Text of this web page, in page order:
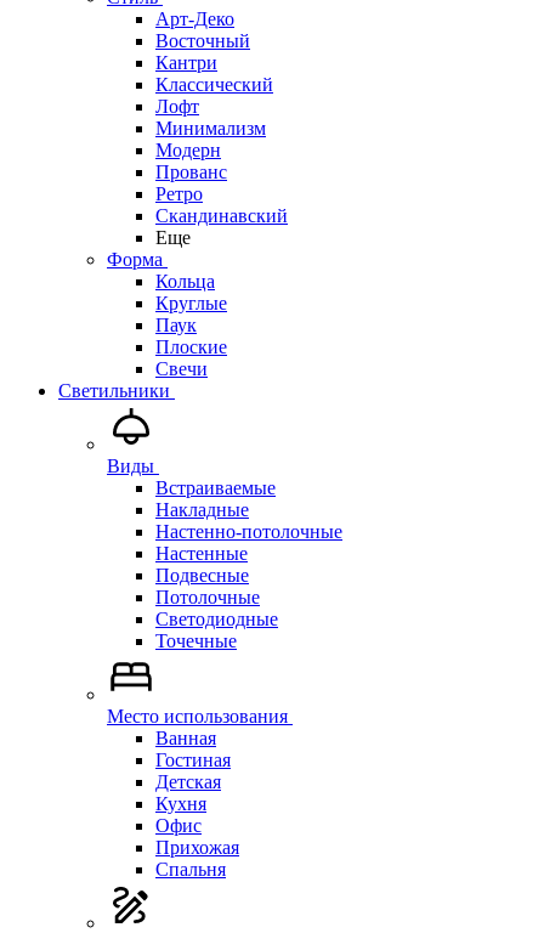
Арт-Деко
Восточный
Кантри
Классический
Лофт
Минимализм
Модерн
Прованс
Ретро
Скандинавский
Еще
Форма
Кольца
Круглые
Паук
Плоские
Свечи
Светильники
Виды
Встраиваемые
Накладные
Настенно-потолочные
Настенные
Подвесные
Потолочные
Светодиодные
Точечные
Место использования
Ванная
Гостиная
Детская
Кухня
Офис
Прихожая
Спальня